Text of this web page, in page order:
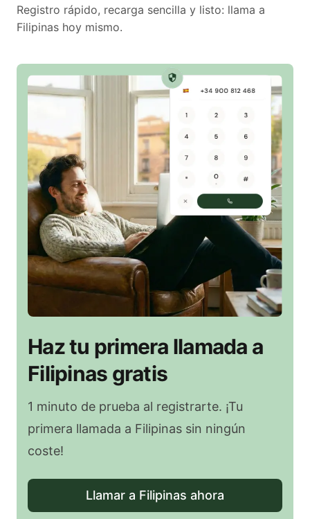
Registro rápido, recarga sencilla y listo: llama a
Filipinas hoy mismo.
Haz tu primera llamada a
Filipinas gratis
1 minuto de prueba al registrarte. ¡Tu
primera llamada a Filipinas sin ningún
coste!
Llamar a Filipinas ahora